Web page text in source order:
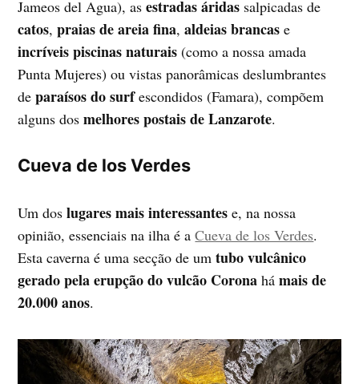
Jameos del Agua), asestradas áridas salpicadas de
catos,praias de areia fina,aldeias brancas e
incríveis piscinas naturais (como a nossa amada
Punta Mujeres) ou vistas panorâmicas deslumbrantes
deparaísos do surfescondidos (Famara), compõem
alguns dos melhores postais de Lanzarote.
Cueva de los Verdes
Um doslugares mais interessantes e, na nossa
opinião, essenciais na ilha é aCueva de los Verdes.
Esta caverna é uma secção de umtubo vulcânico
gerado pela erupção do vulcão Corona hámais de
20.000 anos.